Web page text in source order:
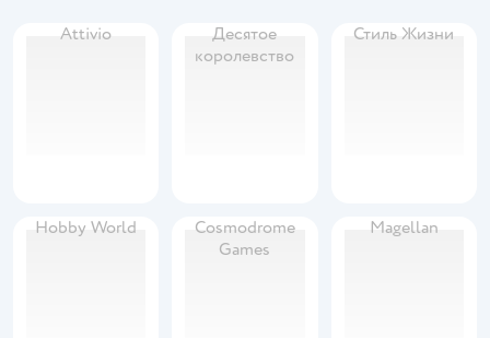
Attivio
Десятое
королевство
Стиль Жизни
Hobby World
Cosmodrome
Games
Magellan